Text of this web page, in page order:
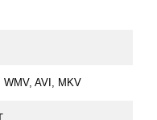
AVI, MKV